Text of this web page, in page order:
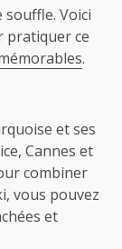
souffle. Voici
pratiquer ce
.
et ses
Cannes et
combiner
vous pouvez
et